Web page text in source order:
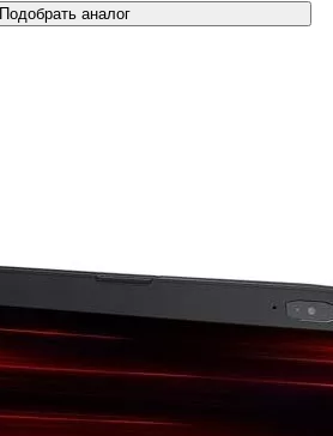
Подобрать аналог